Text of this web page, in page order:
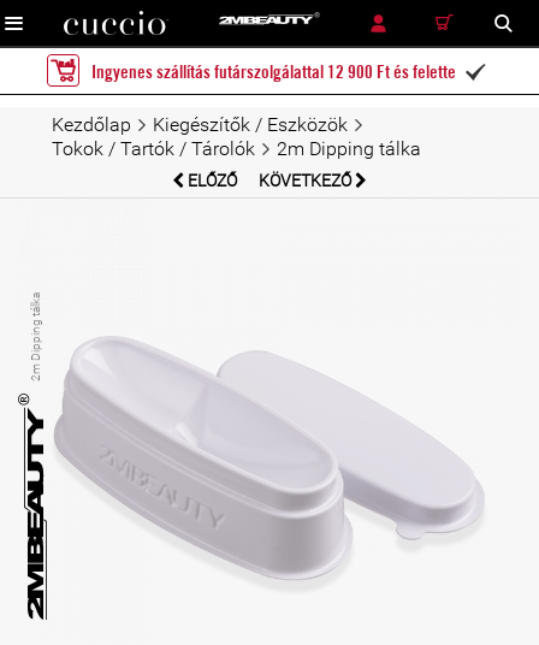
RÉSZLETES KERESÉS KERESÉS
Ingyenes szállítás futárszolgálattal 12 900 Ft és felette 
Kezdőlap
Kiegészítők / Eszközök
Tokok / Tartók / Tárolók
2m Dipping tálka
ELŐZŐ KÖVETKEZŐ
2m Dipping tálka